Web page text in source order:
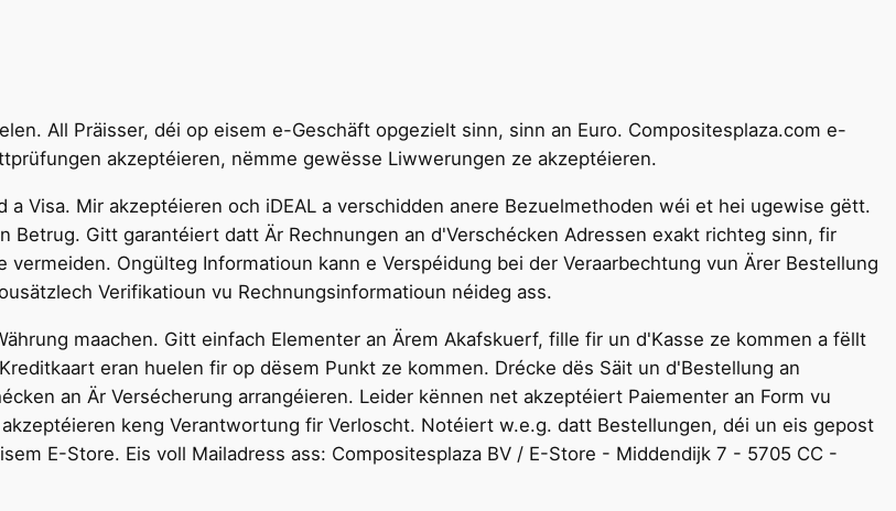
All Präisser, déi op eisem e-Geschäft opgezielt sinn, sinn an Euro. Compositesplaza.com e-
akzeptéieren, nëmme gewësse Liwwerungen ze akzeptéieren.
a Visa. Mir akzeptéieren och iDEAL a verschidden anere Bezuelmethoden wéi et hei ugewise gëtt.
Gitt garantéiert datt Är Rechnungen an d'Verschécken Adressen exakt richteg sinn, fir
Ongülteg Informatioun kann e Verspéidung bei der Veraarbechtung vun Ärer Bestellung
Verifikatioun vu Rechnungsinformatioun néideg ass.
maachen. Gitt einfach Elementer an Ärem Akafskuerf, fille fir un d'Kasse ze kommen a fëllt
eran huelen fir op dësem Punkt ze kommen. Drécke dës Säit un d'Bestellung an
an Är Versécherung arrangéieren. Leider kënnen net akzeptéiert Paiementer an Form vu
keng Verantwortung fir Verloscht. Notéiert w.e.g. datt Bestellungen, déi un eis gepost
E-Store. Eis voll Mailadress ass: Compositesplaza BV / E-Store - Middendijk 7 - 5705 CC -